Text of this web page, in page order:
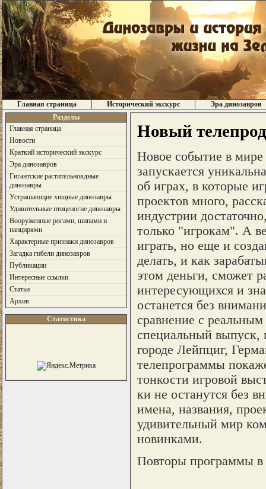
Главная страница Исторический экскурс
Эра динозавров
Разделы
Главная страница
Новости
Краткий исторический экскурс
Эра динозавров
Гигантские растительноядные
динозавры
Устрашающие хищные динозавры
Удивительные птиценогие динозавры
Вооруженные рогами, шипами и
панцирями
Характерные признаки динозавров
Загадка гибели динозавров
Публикации
Интересные ссылки
Статьи
Архив
Статистика
Новый
Новое событие в мире
запускается
об играх, в которые
проектов много,
индустрии
только "игрокам". А
играть, но еще и
делать, и как
этом деньги, сможет
интересующихся и
останется без
сравнение с
специальный выпуск,
городе Лейпциг,
телепрограммы
тонкости игровой
ки не останутся без
имена, названия,
удивительный мир
новинками.
Повторы программы в